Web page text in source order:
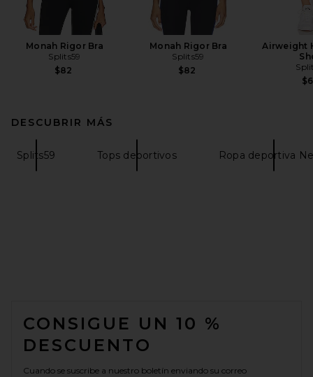
Monah Rigor Bra
Splits59
$82
Monah Rigor Bra
Splits59
$82
Airweight
DESCUBRIR MÁS
Splits59 Tops deportivos Ropa deportiva
CONSIGUE UN 10 %
DESCUENTO
Cuando se suscribe a nuestro boletín enviando su correo